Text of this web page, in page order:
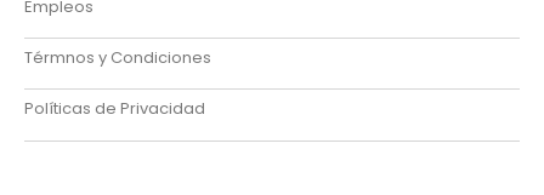
Empleos
Térmnos y Condiciones
Políticas de Privacidad